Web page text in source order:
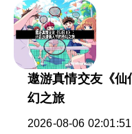
遨游真情交友《仙
幻之旅
2026-08-06 02:01:51